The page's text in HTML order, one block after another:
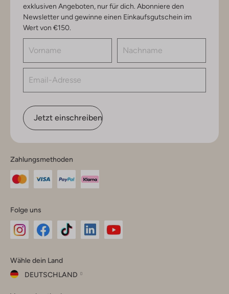
exklusiven Angeboten, nur für dich. Abonniere den
Newsletter und gewinne einen Einkaufsgutschein im
Wert von €150.
Jetzt einschreiben
Zahlungsmethoden
Folge uns
Instagram
Facebook
TikTok
Wähle dein Land
DEUTSCHLAND